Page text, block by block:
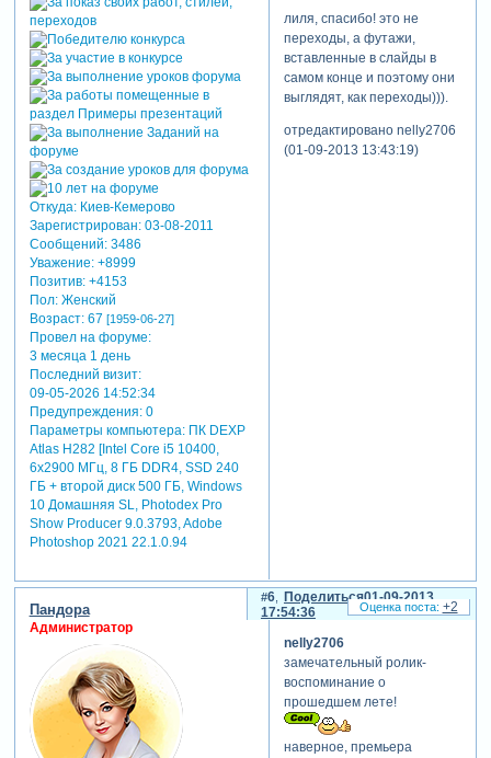
Откуда:Киев-Кемерово
Зарегистрирован: 03-08-2011
Сообщений:3486
Уважение: +8999
Позитив: +4153
Пол:Женский
Возраст:67 [1959-06-27]
Провел на форуме:
3 месяца 1 день
Последний визит:
09-05-2026 14:52:34
Предупреждения:0
Параметры компьютера:ПК DEXP
Atlas H282 [Intel Core i5 10400,
6x2900 МГц, 8 ГБ DDR4, SSD 240
ГБ + второй диск 500 ГБ, Windows
10 Домашняя SL, Photodex Pro
Show Producer 9.0.3793, Adobe
Photoshop 2021 22.1.0.94
лиля, спасибо! это не
переходы, а футажи,
вставленные в слайды в
самом конце и поэтому они
выглядят, как переходы))).
отредактировано nelly2706
(01-09-2013 13:43:19)
Поделиться
6
01-09-2013
17:54:36
Пандора
Администратор
nelly2706
замечательный ролик-
воспоминание о
прошедшем лете!
наверное, премьера
+2